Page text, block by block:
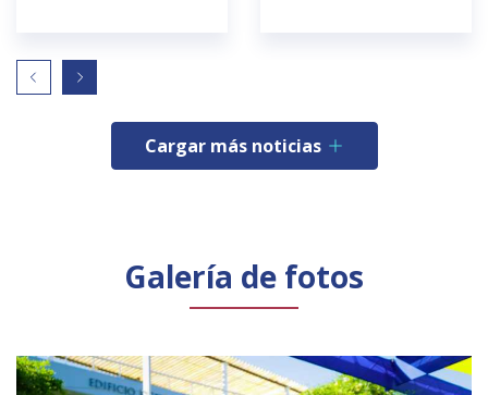
Cargar más noticias
Galería de fotos